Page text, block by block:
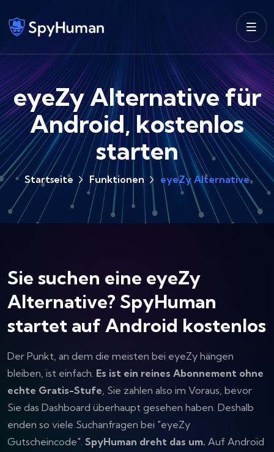
eyeZy Alternative für
Android, kostenlos
starten
Startseite Funktionen eyeZy Alternative
Sie suchen eine eyeZy
Alternative? SpyHuman
startet auf Android kostenlos
Der Punkt, an dem die meisten bei eyeZy hängen
bleiben, ist einfach. Es ist ein reines Abonnement ohne
echte Gratis-Stufe, Sie zahlen also im Voraus, bevor
Sie das Dashboard überhaupt gesehen haben. Deshalb
enden so viele Suchanfragen bei "eyeZy
Gutscheincode". SpyHuman dreht das um. Auf Android